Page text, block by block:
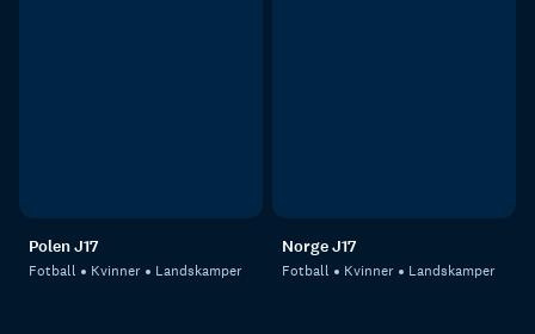
Polen J17
Fotball Kvinner Landskamper
Norge J17
Fotball Kvinner Landskamper